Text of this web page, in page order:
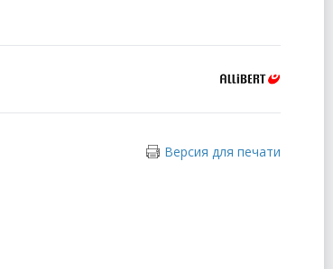
Версия для печати